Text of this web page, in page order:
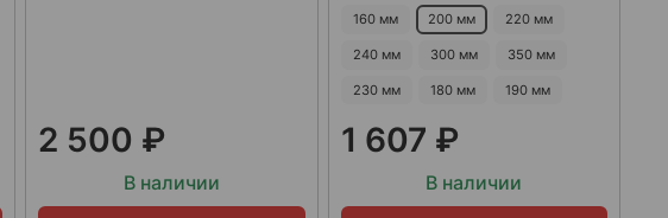
2 500 ₽
В наличии
160 мм 200 мм 220 мм
240 мм 300 мм 350 мм
230 мм 180 мм 190 мм
1 607 ₽
В наличии